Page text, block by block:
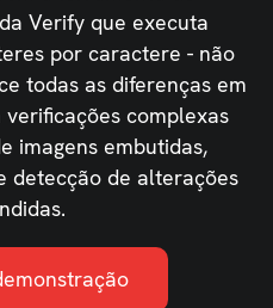
Verify que executa
por caractere - não
todas as diferenças em
complexas
imagens embutidas,
detecção de alterações